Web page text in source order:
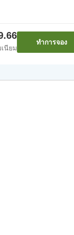
นียม
ทำการจอง